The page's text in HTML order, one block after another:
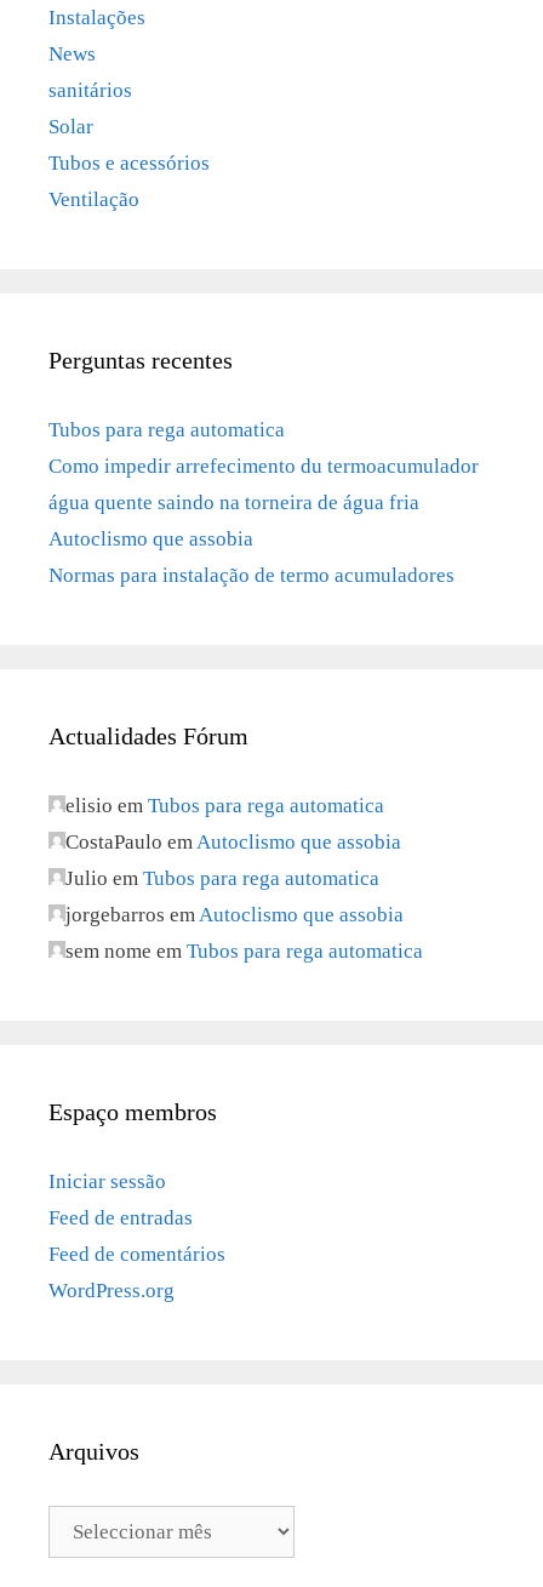
Instalações
News
sanitários
Solar
Tubos e acessórios
Ventilação
Perguntas recentes
Tubos para rega automatica
Como impedir arrefecimento du termoacumulador
água quente saindo na torneira de água fria
Autoclismo que assobia
Normas para instalação de termo acumuladores
Actualidades Fórum
elisio em Tubos para rega automatica
CostaPaulo emAutoclismo que assobia
Julio em Tubos para rega automatica
jorgebarros emAutoclismo que assobia
sem nome em Tubos para rega automatica
Espaço membros
Iniciar sessão
Feed de entradas
Feed de comentários
WordPress.org
Arquivos
Arquivos